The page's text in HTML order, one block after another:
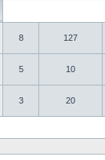
8 127
5 10
3 20